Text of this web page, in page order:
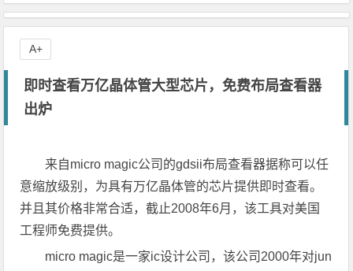
即时查看万亿晶体管大型芯片，免费布局查看器
出炉
来自micro magic公司的gdsii布局查看器据称可以任
意缩放级别，为具有万亿晶体管的芯片提供即时查看。
并且其价格非常合适，截止2008年6月，该工具对美国
工程师免费提供。
micro magic是一家ic设计公司，该公司2000年对jun
A+